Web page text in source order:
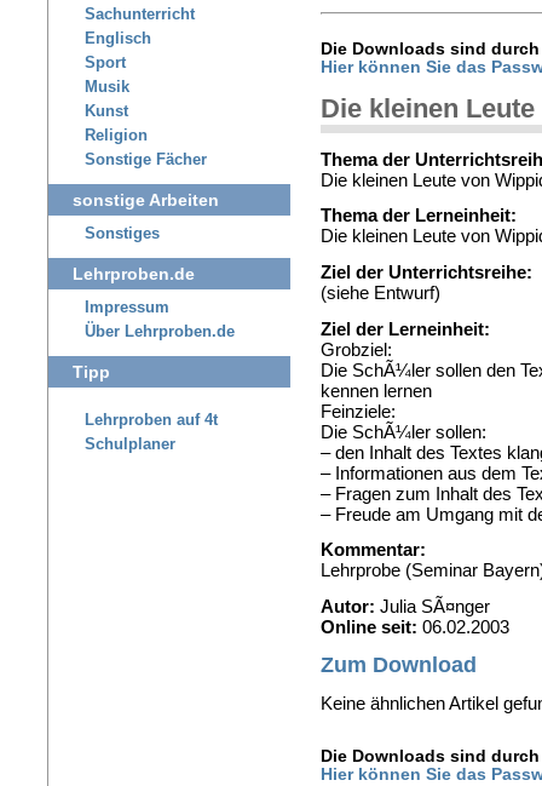
Die Downloads sind
Hier können Sie das
Die kleinen
Thema der
Die kleinen Leute von
Thema der Lerneinheit:
Die kleinen Leute von
Ziel der Unterrichtsreihe:
(siehe Entwurf)
Ziel der Lerneinheit:
Grobziel:
Die SchÃ¼ler sollen den
kennen lernen
Feinziele:
Die SchÃ¼ler sollen:
– den Inhalt des Textes
– Informationen aus dem
– Fragen zum Inhalt des
– Freude am Umgang mit
Kommentar:
Lehrprobe (Seminar
Autor: Julia SÃ¤nger
Online seit: 06.02.2003
Zum Download
Keine ähnlichen Artikel
Die Downloads sind
Hier können Sie das
Sachunterricht
Englisch
Sport
Musik
Kunst
Religion
Sonstige Fächer
sonstige Arbeiten
Sonstiges
Lehrproben.de
Impressum
Über Lehrproben.de
Tipp
Lehrproben auf 4t
Schulplaner